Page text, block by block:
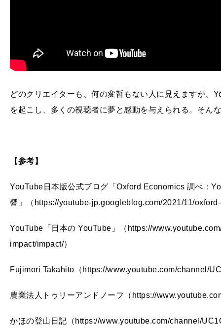
どのクリエイターも、何の変哲もない人に見えますが、
を起こし、多くの視聴者に夢と感動を与えられる。そん
【参考】
YouTube日本版公式ブログ「Oxford Economics 調べ：
響」（https://youtube-jp.googleblog.com/2021/11/
YouTube「日本の YouTube」（https://
impact/impact/）
Fujimori Takahito（https://www.youtube.com/channel/
農業法人トゥリーアンドノーフ（https://
かほの登山日記（https://www.youtube.com/channel/